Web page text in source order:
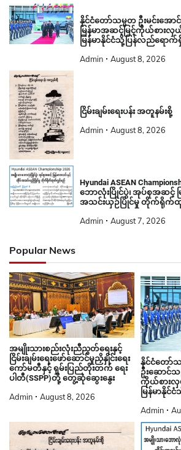
နိုင်ငံတော်သမ္မတ ဦးမင်းအေ
မြန်မာအဆင့်မြင့်ကိုယ်စားလှ
မြန်မာနိုင်ငံသို့ပြန်လည်ရောက်
Admin August 8, 2026
ငြိမ်းချမ်းရေးပန်း အတူနမ်းစို့
Admin August 8, 2026
Hyundai ASEAN
ဘောလုံးပြိုင်ပွဲ၊ အုပ်စုအဆင့် မ
အသင်းယှဉ်ပြိုင်မှု တိုက်ရို
Admin August 7, 2026
Popular News
အမျိုးသားစည်းလုံးညီညွတ်ရေးနှင့်
ငြိမ်းချမ်းရေးဖော်ဆောင်မှုညှိနှိုင်းရေး
ကော်မတီနှင့် ရှမ်းပြည်တိုးတက် ရေး
ပါတီ(SSPP)တို့ တွေ့ဆုံဆွေးနွေး
Admin August 8, 2026
နိုင်ငံတော်သ
ဦးဆောင်
ကိုယ်စားလှ
မြန်မာနို
Admin